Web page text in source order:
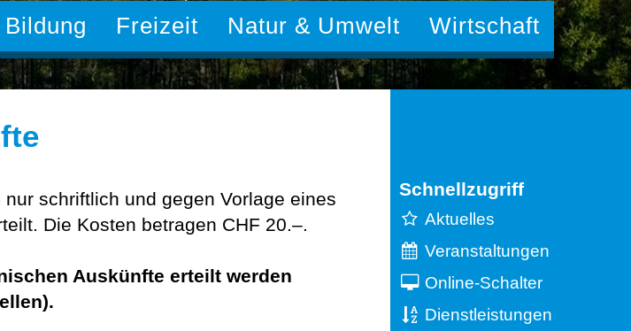
Bildung Freizeit Natur & Umwelt Wirtschaft
schriftlich und gegen Vorlage eines
Die Kosten betragen CHF 20.–.
Auskünfte erteilt werden
Schnellzugriff
Aktuelles
Veranstaltungen
Online-Schalter
Dienstleistungen